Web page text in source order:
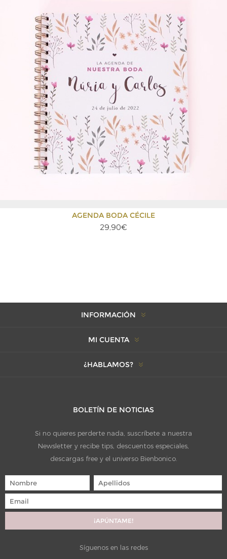
AGENDA BODA CÉCILE
29,90€
INFORMACIÓN
MI CUENTA
¿HABLAMOS?
BOLETÍN DE NOTICIAS
Si no quieres perderte nada, suscríbete a nuestra
Newsletter y recibe tips, descuentos especiales,
descargas free y el universo Bienbonico.
Síguenos en las redes